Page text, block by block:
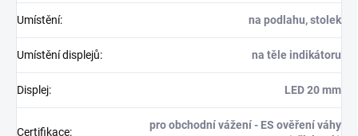
Umístění: na podlahu, stolek
Umístění displejů: na těle indikátoru
Displej: LED 20 mm
Certifikace:
pro obchodní vážení - ES ověření váhy